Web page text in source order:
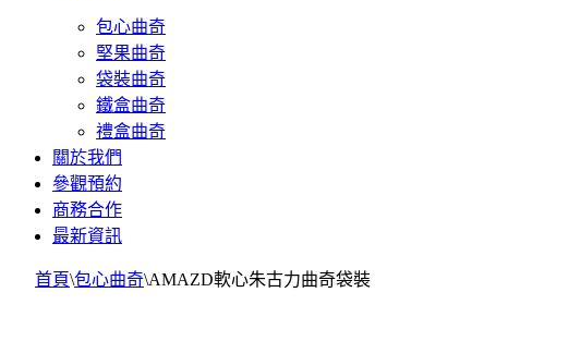
包心曲奇
堅果曲奇
袋裝曲奇
鐵盒曲奇
禮盒曲奇
關於我們
參觀預約
商務合作
最新資訊
首頁\包心曲奇\AMAZD軟心朱古力曲奇袋裝